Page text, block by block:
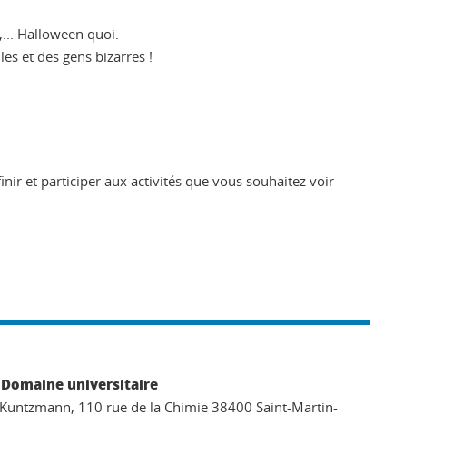
Halloween quoi.
et des gens bizarres !
et participer aux activités que vous souhaitez voir
universitaire
110 rue de la Chimie 38400 Saint-Martin-